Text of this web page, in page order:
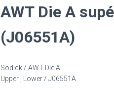
AWT Die A
(J06551A)
Sodick / AWT Die A
Upper , Lower / J06551A